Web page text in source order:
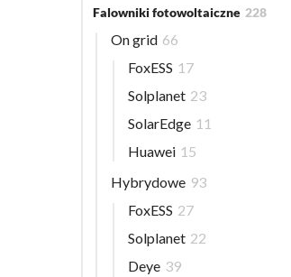
Falowniki fotowoltaiczne 228
On grid 66
FoxESS 17
Solplanet 23
SolarEdge 11
Huawei 15
Hybrydowe 93
FoxESS 27
Solplanet 22
Deye 39